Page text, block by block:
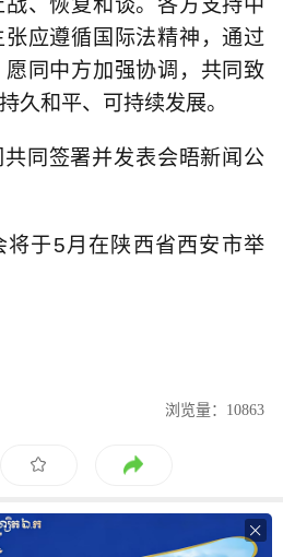
应遵循国际法精神，通过
同中方加强协调，共同致
久和平、可持续发展。
同签署并发表会晤新闻公
于5月在陕西省西安市举
浏览量：10863
